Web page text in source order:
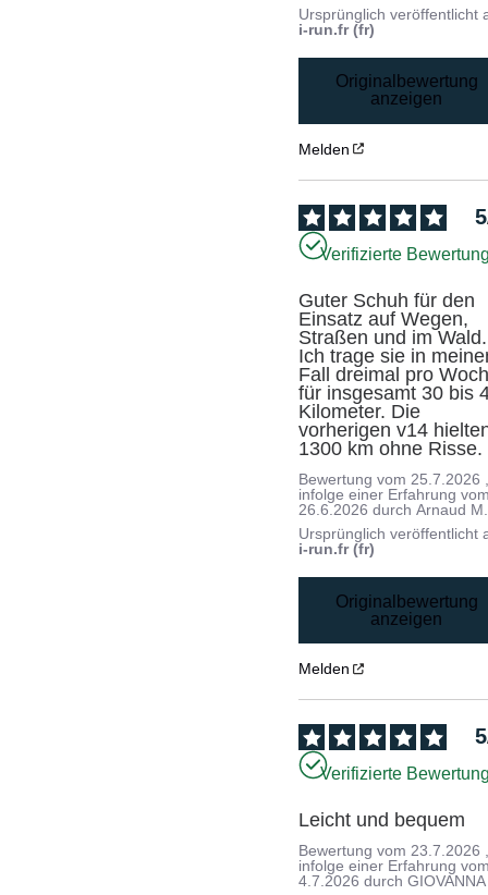
Ursprünglich veröffentlicht
i-run.fr (fr)
Originalbewertung
anzeigen
Melden
5
Verifizierte
Guter Schuh für den
Einsatz auf Wegen,
Straßen und im Wald.
Ich trage sie in
Fall dreimal pro
für insgesamt 30 bis
Kilometer. Die
vorherigen v14
1300 km ohne Risse.
Bewertung vom 25.7.2026
infolge einer Erfahrung
26.6.2026 durchArnaud M.
Ursprünglich veröffentlicht
i-run.fr (fr)
Originalbewertung
anzeigen
Melden
5
Verifizierte
Leicht und bequem
Bewertung vom23.7.2026
infolge einer Erfahrung
4.7.2026 durchGIOVANNA